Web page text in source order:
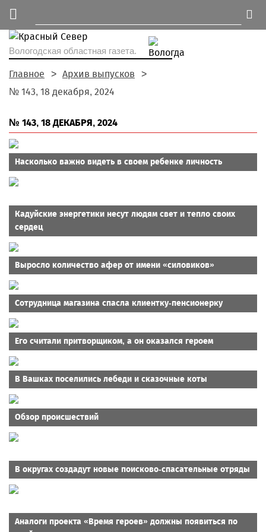
Вологодская областная газета.
Главное
Архив выпусков
№ 143, 18 декабря, 2024
№ 143, 18 ДЕКАБРЯ, 2024
Насколько важно видеть в своем ребенке личность
Кадуйские энергетики несут людям свет и тепло своих
сердец
Выросло количество афер от имени «силовиков»
Сотрудница магазина спасла клиентку-пенсионерку
Его считали притворщиком, а он оказался героем
В Вашках поселились лебеди и сказочные коты
Обзор происшествий
В округах создадут новые поисково-спасательные отряды
Аналоги проекта «Время героев» должны появиться по